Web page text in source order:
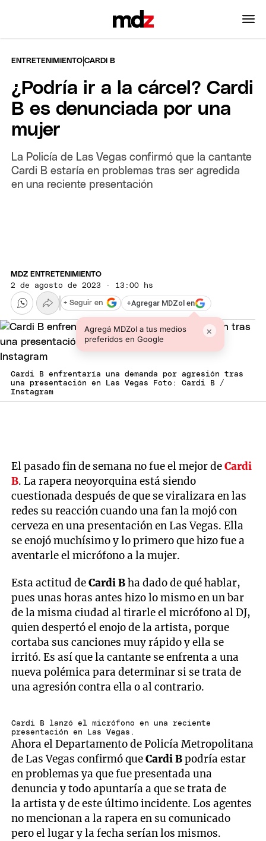
ENTRETENIMIENTO |CARDI B
¿Podría ir a la cárcel? Cardi
B es denunciada por una
mujer
La Policía de Las Vegas confirmó que la cantante
Cardi B estaría en problemas tras ser agredida
en una reciente presentación
MDZ ENTRETENIMIENTO
2 de agosto de 2023 · 13:00 hs
+Agregar MDZol en
Agregá MDZol a tus medios
preferidos en Google
×
+ Seguir en
Cardi B enfrentaría una demanda por agresión tras
una presentación en Las Vegas Foto: Cardi B /
Instagram
El pasado fin de semana no fue el mejor deCardi
B. La rapera neoyorquina está siendo
cuestionada después de que se viralizara en las
redes su reacción cuando una fan la mojó con
cerveza en una presentación en Las Vegas. Ella
se enojó muchísimo y lo primero que hizo fue a
aventarle el micrófono a la mujer.
Esta actitud deCardi Bha dado de qué hablar,
pues unas horas antes hizo lo mismo en un bar
de la misma ciudad al tirarle el micrófono al DJ,
quien despertó el enojo de la artista, porque
cortaba sus canciones muy rápido y ella se
irritó. Es así que la cantante se enfrenta a una
nueva polémica para determinar si se trata de
una agresión contra ella o al contrario.
Cardi B lanzó el micrófono en una reciente
presentación en Las Vegas.
Ahora el Departamento de Policía Metropolitana
de Las Vegas confirmó queCardi Bpodría estar
en problemas ya que fue presentada una
denuncia y todo apuntaría a que se trata de
la artista y de este último incidente. Los agentes
no mencionan a la rapera en su comunicado
pero el lugar y la fecha serían los mismos.